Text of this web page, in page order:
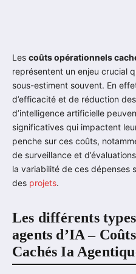
Les coûts opérationnels
représentent un enjeu crucial
sous-estiment souvent. En
d’efficacité et de réduction
d’intelligence artificielle
significatives qui impactent
penche sur ces coûts,
de surveillance et
la variabilité de ces dépenses
des projets.
Les différents
agents d’IA –
Cachés Ia